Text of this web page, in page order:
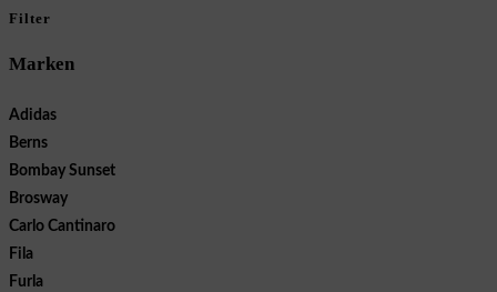
Filter
Marken
Adidas
Berns
Bombay Sunset
Brosway
Carlo Cantinaro
Fila
Furla